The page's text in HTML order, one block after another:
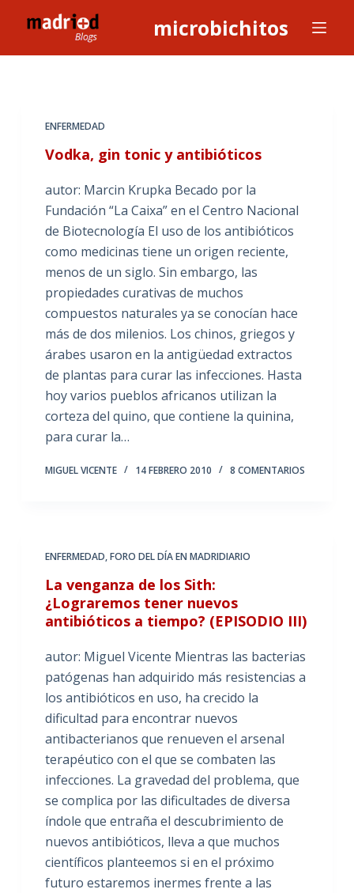
l
microbichitos
ENFERMEDAD
Vodka, gin tonic y antibióticos
autor: Marcin Krupka Becado por la
Fundación “La Caixa” en el Centro Nacional
de Biotecnología El uso de los antibióticos
como medicinas tiene un origen reciente,
menos de un siglo. Sin embargo, las
propiedades curativas de muchos
compuestos naturales ya se conocían hace
más de dos milenios. Los chinos, griegos y
árabes usaron en la antigüedad extractos
de plantas para curar las infecciones. Hasta
hoy varios pueblos africanos utilizan la
corteza del quino, que contiene la quinina,
para curar la…
MIGUEL VICENTE 14 FEBRERO 2010 8 COMENTARIOS
ENFERMEDAD,FORO DEL DÍA EN MADRIDIARIO
La venganza de los Sith:
¿Lograremos tener nuevos
antibióticos a tiempo? (EPISODIO III)
autor: Miguel Vicente Mientras las bacterias
patógenas han adquirido más resistencias a
los antibióticos en uso, ha crecido la
dificultad para encontrar nuevos
antibacterianos que renueven el arsenal
terapéutico con el que se combaten las
infecciones. La gravedad del problema, que
se complica por las dificultades de diversa
índole que entraña el descubrimiento de
nuevos antibióticos, lleva a que muchos
científicos planteemos si en el próximo
futuro estaremos inermes frente a las